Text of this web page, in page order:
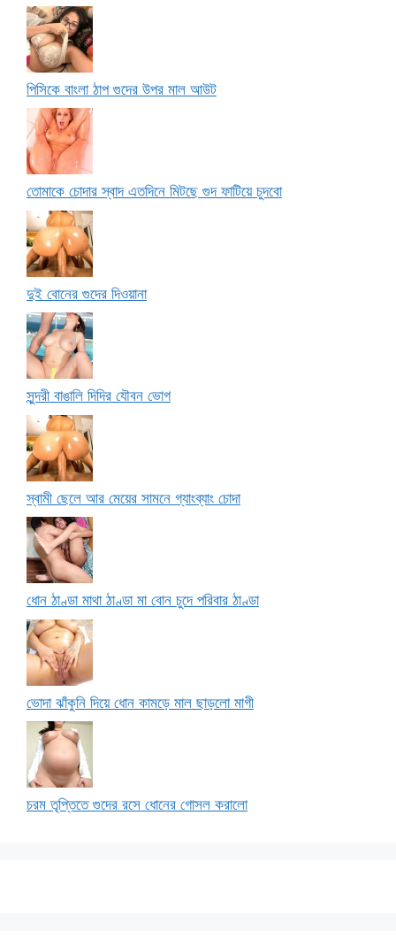
পিসিকে বাংলা ঠাপ গুদের উপর মাল আউট
তোমাকে চোদার স্বাদ এতদিনে মিটছে গুদ ফাটিয়ে চুদবো
দুই বোনের গুদের দিওয়ানা
সুন্দরী বাঙালি দিদির যৌবন ভোগ
স্বামী ছেলে আর মেয়ের সামনে গ্যাংব্যাং চোদা
ধোন ঠাণ্ডা মাথা ঠাণ্ডা মা বোন চুদে পরিবার ঠাণ্ডা
ভোদা ঝাঁকুনি দিয়ে ধোন কামড়ে মাল ছাড়লো মাগী
চরম তৃপ্তিতে গুদের রসে ধোনের গোসল করালো